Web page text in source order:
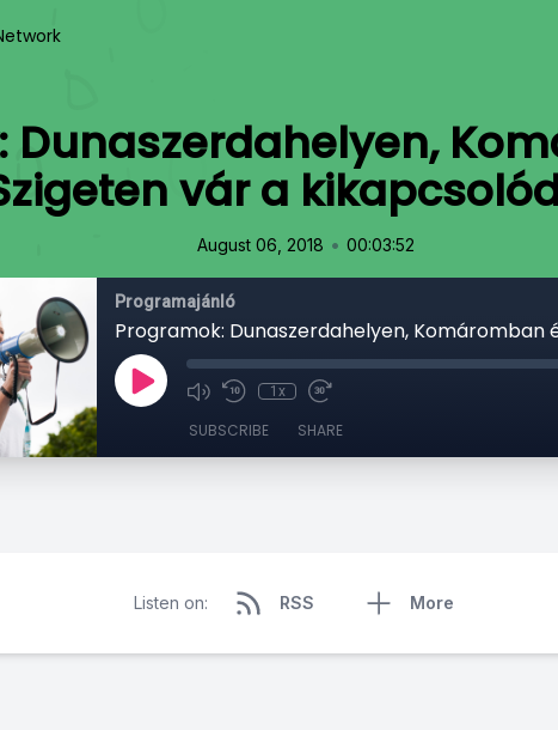
Dunaszerdahelyen,
vár a
August 06, 2018 • 00:03:52
Programajánló
1x
SUBSCRIBE SHARE
Listen on: RSS More